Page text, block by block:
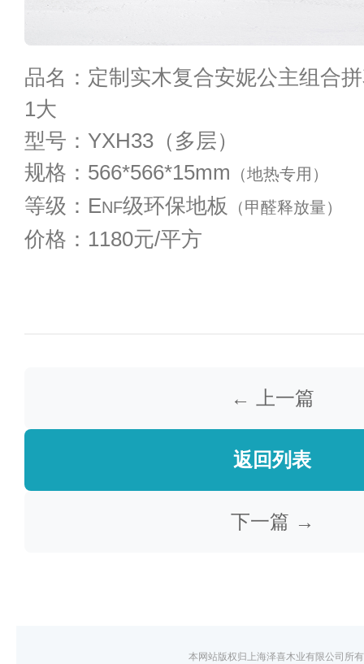
品名：定制实木复合安妮公主组合
1大
型号：YXH33（多层）
规格：566*566*15mm （地热专用）
等级：ENF级环保地板 （甲醛释放量）
价格：1180元/平方
← 上一篇
返回列表
下一篇 →
本网站版权归上海泽喜木业有限公司所有